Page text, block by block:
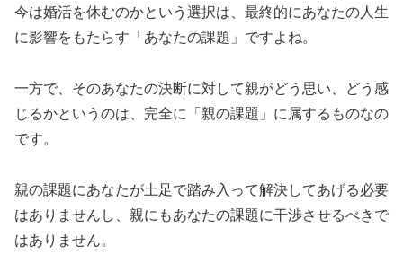
今は婚活を休むのかという選択は、最終的にあなたの人生
に影響をもたらす「あなたの課題」ですよね。
一方で、そのあなたの決断に対して親がどう思い、どう感
じるかというのは、完全に「親の課題」に属するものなの
です。
親の課題にあなたが土足で踏み入って解決してあげる必要
はありませんし、親にもあなたの課題に干渉させるべきで
はありません。